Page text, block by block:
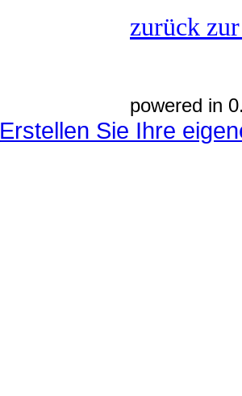
zurück
powered in
Erstellen Sie Ihre